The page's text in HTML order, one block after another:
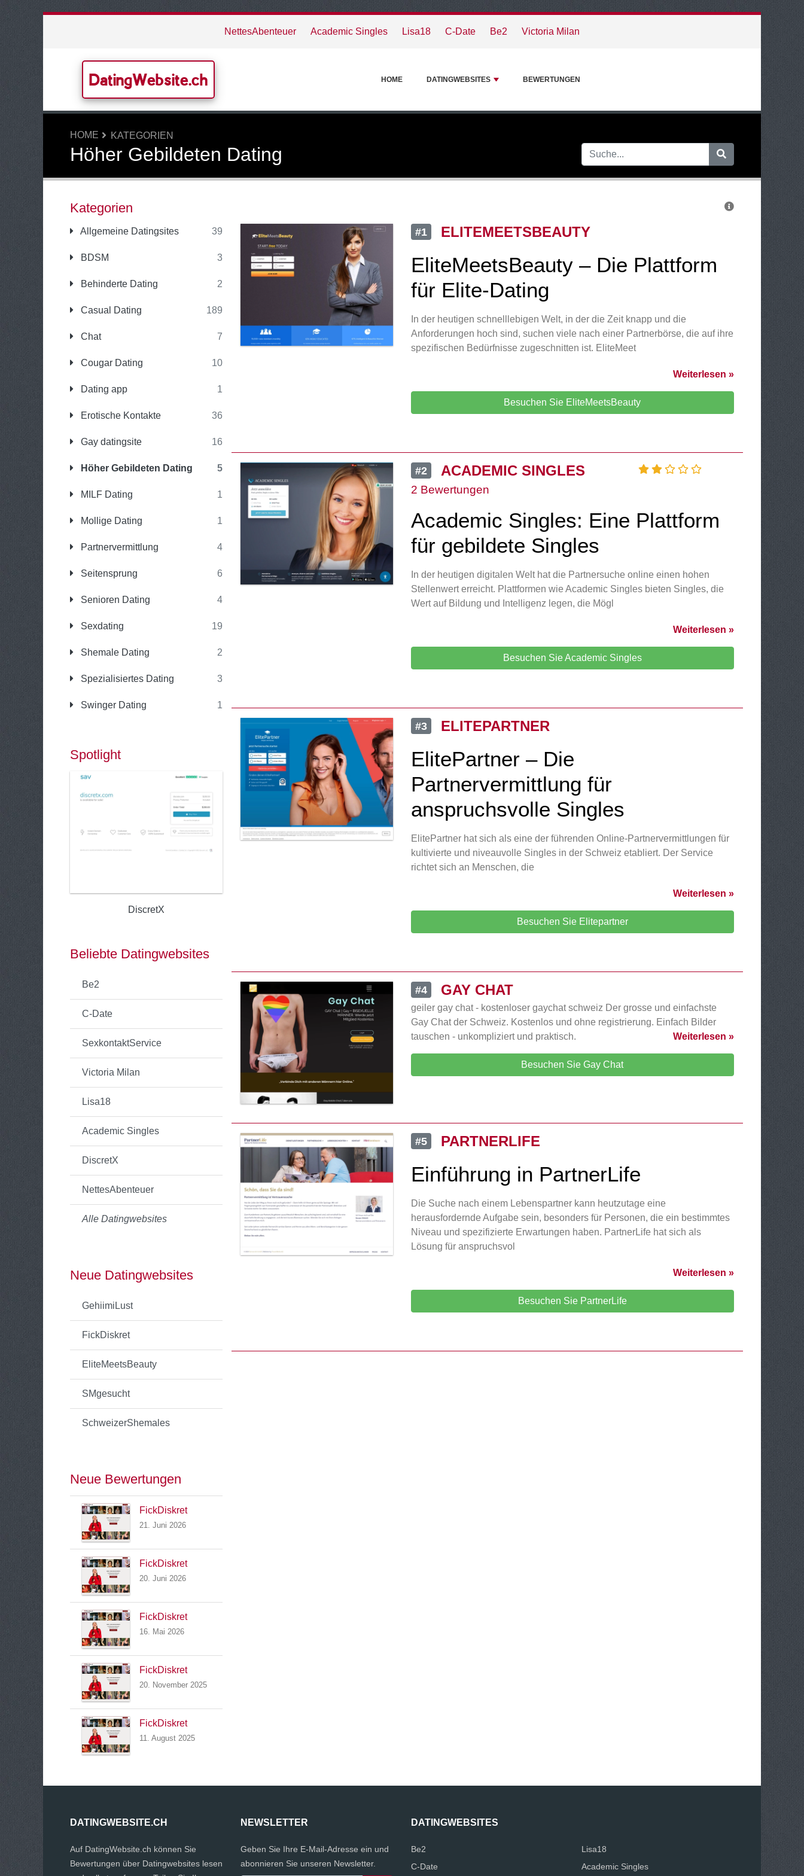
NettesAbenteuer Academic Singles Lisa18 C-Date Be2 Victoria Milan
DatingWebsite.ch HOME DATINGWEBSITES BEWERTUNGEN
HOME KATEGORIEN
Höher Gebildeten Dating
Kategorien
Allgemeine Datingsites 39
BDSM 3
Behinderte Dating 2
Casual Dating 189
Chat 7
Cougar Dating 10
Dating app 1
Erotische Kontakte 36
Gay datingsite 16
Höher Gebildeten Dating 5
MILF Dating 1
Mollige Dating 1
Partnervermittlung 4
Seitensprung 6
Senioren Dating 4
Sexdating 19
Shemale Dating 2
Spezialisiertes Dating 3
Swinger Dating 1
Spotlight
DiscretX
Beliebte Datingwebsites
Be2
C-Date
SexkontaktService
Victoria Milan
Lisa18
Academic Singles
DiscretX
NettesAbenteuer
Alle Datingwebsites
Neue Datingwebsites
GehiimiLust
FickDiskret
EliteMeetsBeauty
SMgesucht
SchweizerShemales
Neue Bewertungen
FickDiskret
21. Juni 2026
FickDiskret
20. Juni 2026
FickDiskret
16. Mai 2026
FickDiskret
20. November 2025
FickDiskret
11. August 2025
#1 ELITEMEETSBEAUTY
EliteMeetsBeauty – Die Plattform
für Elite-Dating
In der heutigen schnelllebigen Welt, in der die Zeit knapp und die
Anforderungen hoch sind, suchen viele nach einer Partnerbörse, die auf ihre
spezifischen Bedürfnisse zugeschnitten ist. EliteMeet
Weiterlesen »
Besuchen Sie EliteMeetsBeauty
#2 ACADEMIC SINGLES
2 Bewertungen
Academic Singles: Eine Plattform
für gebildete Singles
In der heutigen digitalen Welt hat die Partnersuche online einen hohen
Stellenwert erreicht. Plattformen wie Academic Singles bieten Singles, die
Wert auf Bildung und Intelligenz legen, die Mögl
Weiterlesen »
Besuchen Sie Academic Singles
#3 ELITEPARTNER
ElitePartner – Die
Partnervermittlung für
anspruchsvolle Singles
ElitePartner hat sich als eine der führenden Online-Partnervermittlungen für
kultivierte und niveauvolle Singles in der Schweiz etabliert. Der Service
richtet sich an Menschen, die
Weiterlesen »
Besuchen Sie Elitepartner
#4 GAY CHAT
geiler gay chat - kostenloser gaychat schweiz Der grosse und einfachste
Gay Chat der Schweiz. Kostenlos und ohne registrierung. Einfach Bilder
tauschen - unkompliziert und praktisch.
Weiterlesen »
Besuchen Sie Gay Chat
#5 PARTNERLIFE
Einführung in PartnerLife
Die Suche nach einem Lebenspartner kann heutzutage eine
herausfordernde Aufgabe sein, besonders für Personen, die ein bestimmtes
Niveau und spezifizierte Erwartungen haben. PartnerLife hat sich als
Lösung für anspruchsvol
Weiterlesen »
Besuchen Sie PartnerLife
DATINGWEBSITE.CH
Auf DatingWebsite.ch können Sie
Bewertungen über Datingwebsites lesen
NEWSLETTER
Geben Sie Ihre E-Mail-Adresse ein und
abonnieren Sie unseren Newsletter.
DATINGWEBSITES
Be2
C-Date
Lisa18
Academic Singles